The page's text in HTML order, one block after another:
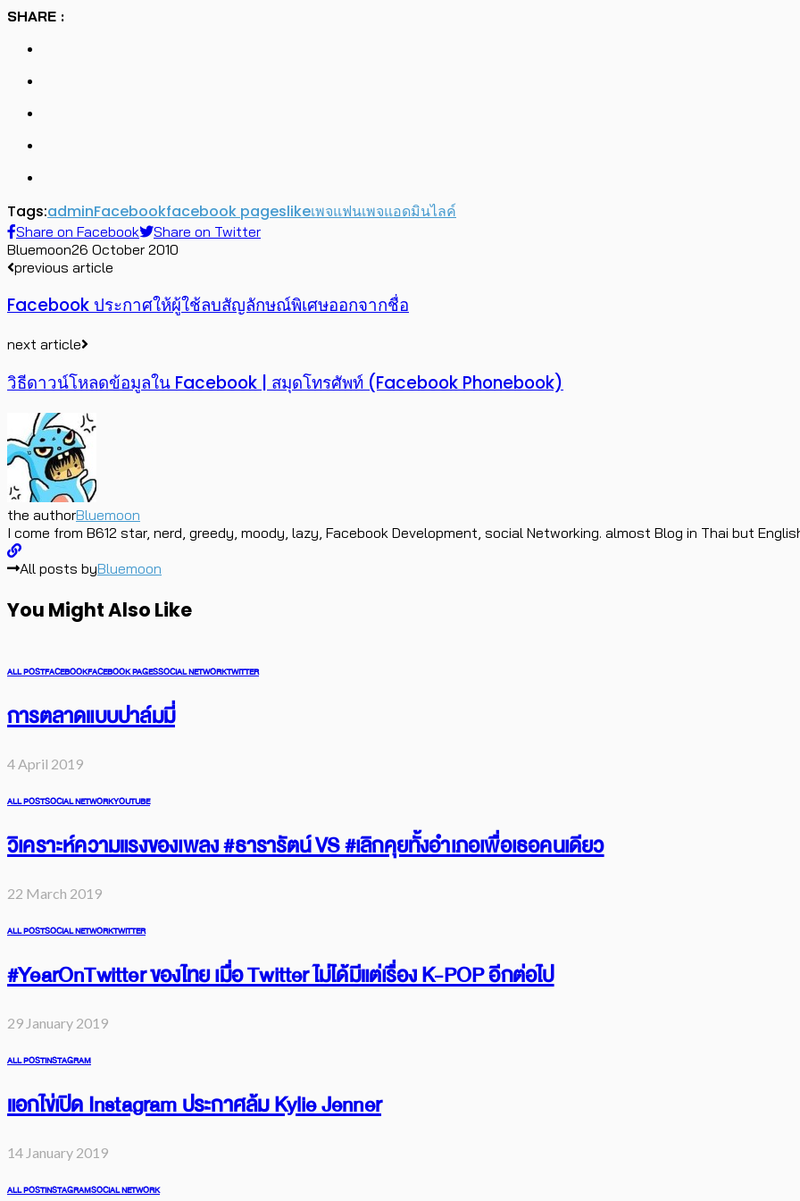
SHARE :
Tags:adminFacebookfacebook pageslikeเพจแฟนเพจแอดมินไลค์
Share on Facebook
Share on Twitter
Bluemoon26 October 2010
previous article
Facebook ประกาศให้ผู้ใช้ลบสัญลักษณ์พิเศษออกจากชื่อ
next article
วิธีดาวน์โหลดข้อมูลใน Facebook | สมุดโทรศัพท์ (Facebook Phonebook)
the authorBluemoon
I come from B612 star, nerd, greedy, moody, lazy, Facebook Development, social Networking. almost Blog in Thai but
All posts byBluemoon
You Might Also Like
ALL POSTFACEBOOKFACEBOOK PAGESSOCIAL NETWORKTWITTER
การตลาดแบบปาล์มมี่
4 April 2019
ALL POSTSOCIAL NETWORKYOUTUBE
วิเคราะห์ความแรงของเพลง #ธารารัตน์ VS #เลิกคุยทั้งอำเภอเพื่อเธอคนเดียว
22 March 2019
ALL POSTSOCIAL NETWORKTWITTER
#YearOnTwitter ของไทย เมื่อ Twitter ไม่ได้มีแต่เรื่อง K-POP อีกต่อไป
29 January 2019
ALL POSTINSTAGRAM
แอกไข่เปิด Instagram ประกาศล้ม Kylie Jenner
14 January 2019
ALL POSTINSTAGRAMSOCIAL NETWORK